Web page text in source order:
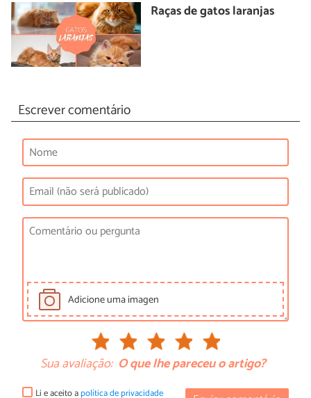
Raças de gatos laranjas
Escrever comentário
Adicione uma imagen
Sua avaliação: O que lhe pareceu o artigo?
Li e aceito apolítica de privacidade